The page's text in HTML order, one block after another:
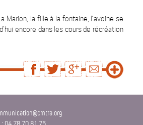
Marion, la fille à la fontaine, l’avoine se
encore dans les cours de récréation